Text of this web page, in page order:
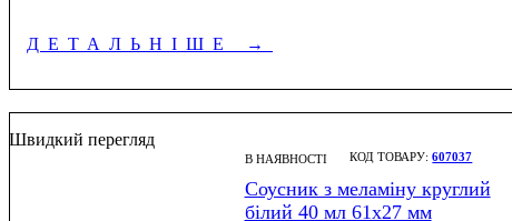
ДЕТАЛЬНІШЕ →
Швидкий перегляд
В НАЯВНОСТІ 607037
Соусник з меламіну круглий
білий 40 мл 61х27 мм